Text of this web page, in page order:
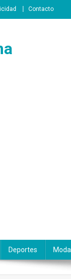
Contacto
Deportes Moda